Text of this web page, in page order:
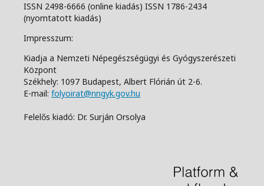
ISSN 2498-6666 (online kiadás) ISSN 1786-2434
(nyomtatott kiadás)
Impresszum:
Kiadja a Nemzeti Népegészségügyi és Gyógyszerészeti
Központ
Székhely: 1097 Budapest, Albert Flórián út 2-6.
E-mail: folyoirat@nngyk.gov.hu
Felelős kiadó: Dr. Surján Orsolya